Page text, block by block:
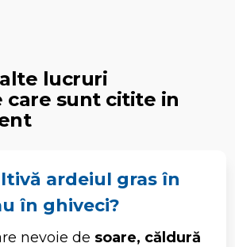
lucruri
care sunt citite in
ardeiul gras în
în ghiveci?
nevoie de soare, căldură